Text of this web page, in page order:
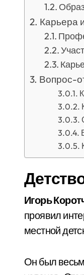
Карьера
Вопрос-
Игорь
проявил
местной
Он был